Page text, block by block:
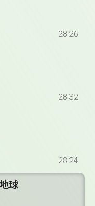
28:26
28:32
28:24
球